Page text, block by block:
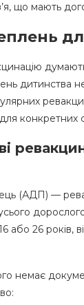
що мають
дитинства
конкретних
(АДП) —
або 26 років,
немає